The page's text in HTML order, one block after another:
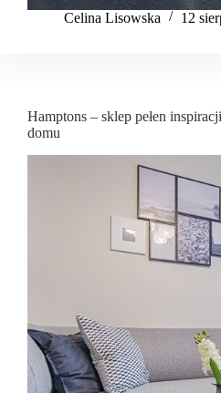
Celina Lisowska 12
Hamptons – sklep pełen
domu